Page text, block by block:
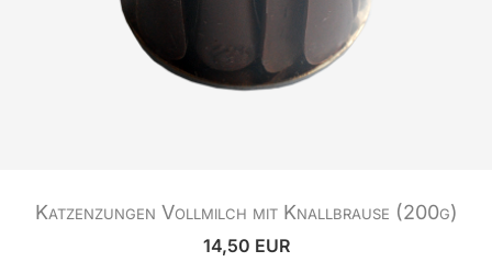
Katzenzungen Vollmilch mit Knallbrause (200g)
14,50 EUR